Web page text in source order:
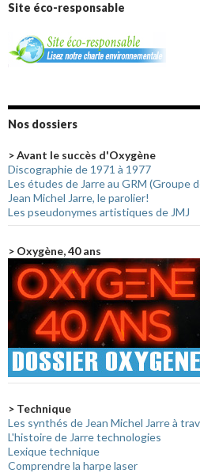
Site éco-responsable
Nos dossiers
> Avant le succès d'Oxygène
Discographie de 1971 à 1977
Les études de Jarre au GRM (Groupe
Jean Michel Jarre, le parolier!
Les pseudonymes artistiques de JMJ
> Oxygène, 40 ans
> Technique
Les synthés de Jean Michel Jarre à
L'histoire de Jarre technologies
Lexique technique
Comprendre la harpe laser